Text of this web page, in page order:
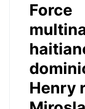
Force
Henry